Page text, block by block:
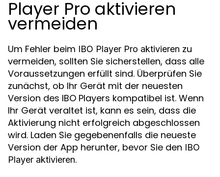
Player Pro aktivieren
vermeiden
Um Fehler beim IBO Player Pro aktivieren zu
vermeiden, sollten Sie sicherstellen, dass alle
Voraussetzungen erfüllt sind. Überprüfen Sie
zunächst, ob Ihr Gerät mit der neuesten
Version des IBO Players kompatibel ist. Wenn
Ihr Gerät veraltet ist, kann es sein, dass die
Aktivierung nicht erfolgreich abgeschlossen
wird. Laden Sie gegebenenfalls die neueste
Version der App herunter, bevor Sie den IBO
Player aktivieren.